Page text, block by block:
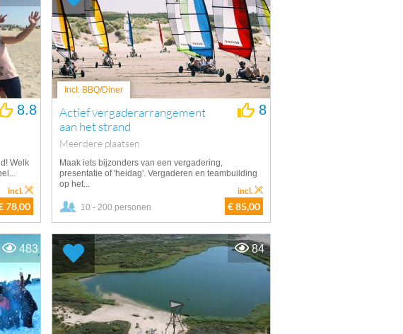
8.8
Welk
78,00
incl.
Incl. BBQ/Diner
Actief vergaderarrangement
aan het strand
Meerdere plaatsen
8
Maak iets bijzonders van een vergadering,
presentatie of 'heidag'. Vergaderen en teambuilding
op het...
10 - 200 personen € 85,00
incl.
483 84